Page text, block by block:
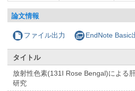
論文情報
ファイル出力 EndNote Basic
タイトル
放射性色素(131I Rose Bengal)による
研究